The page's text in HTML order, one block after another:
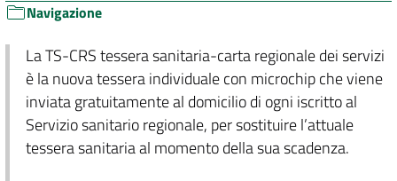
Navigazione
La TS-CRS tessera sanitaria-carta regionale dei servizi
è la nuova tessera individuale con microchip che viene
inviata gratuitamente al domicilio di ogni iscritto al
Servizio sanitario regionale, per sostituire l’attuale
tessera sanitaria al momento della sua scadenza.